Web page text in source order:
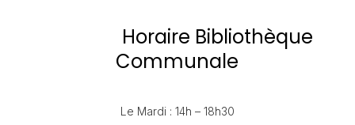
Horaire Bibliothèque
Communale
Le Mardi : 14h – 18h30